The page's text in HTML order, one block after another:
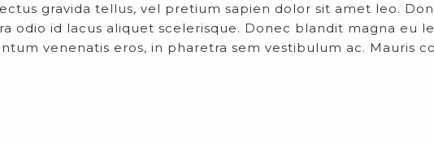
gravida tellus, vel pretium sapien dolor sit amet leo.
odio id lacus aliquet scelerisque. Donec blandit magna eu
venenatis eros, in pharetra sem vestibulum ac. Mauris